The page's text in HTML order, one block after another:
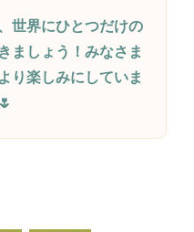
世界にひとつだけの
ましょう！みなさま
り楽しみにしていま